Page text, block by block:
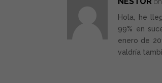
Hola, he
99% en
enero de
valdría